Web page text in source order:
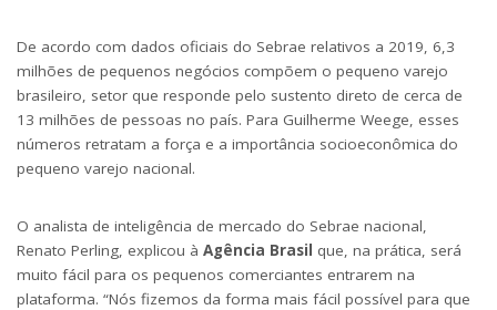
De acordo com dados oficiais do Sebrae relativos a 2019, 6,3
milhões de pequenos negócios compõem o pequeno varejo
brasileiro, setor que responde pelo sustento direto de cerca de
13 milhões de pessoas no país. Para Guilherme Weege, esses
números retratam a força e a importância socioeconômica do
pequeno varejo nacional.
O analista de inteligência de mercado do Sebrae nacional,
Renato Perling, explicou à Agência Brasil que, na prática, será
muito fácil para os pequenos comerciantes entrarem na
plataforma. “Nós fizemos da forma mais fácil possível para que